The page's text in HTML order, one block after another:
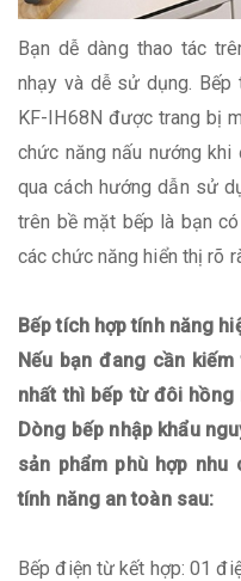
Bạn dễ dàng thao tác
nhạy và dễ sử dụng.
KF-IH68N được trang bị
chức năng nấu nướng
qua cách hướng dẫn sử
trên bề mặt bếp là bạn
các chức năng hiển thị rõ
Bếp tích hợp tính năng
Nếu bạn đang cần
nhất thì bếp từ đôi
Dòng bếp nhập khẩu
sản phẩm phù hợp
tính năng an toàn sau:
Bếp điện từ kết hợp: 01